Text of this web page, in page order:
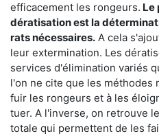
efficacement les rongeurs. Le
dératisation est la
rats nécessaires. A cela
leur extermination. Les
services d'élimination variés
l'on ne cite que les méthodes
fuir les rongeurs et à les
tuer. A l'inverse, on retrouve
totale qui permettent de les